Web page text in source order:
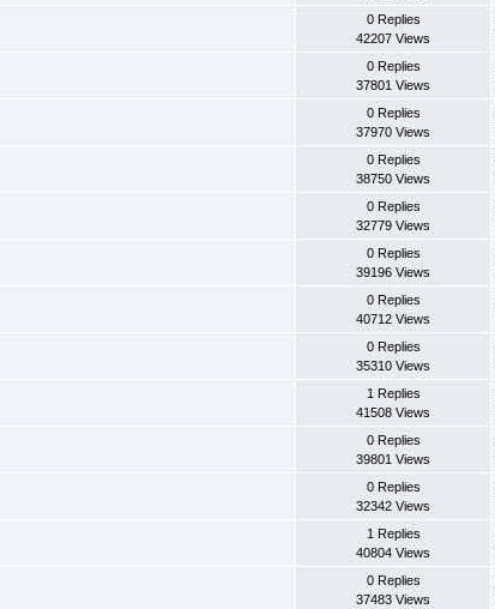
0 Replies
42207 Views
0 Replies
37801 Views
0 Replies
37970 Views
0 Replies
38750 Views
0 Replies
32779 Views
0 Replies
39196 Views
0 Replies
40712 Views
0 Replies
35310 Views
1 Replies
41508 Views
0 Replies
39801 Views
0 Replies
32342 Views
1 Replies
40804 Views
0 Replies
37483 Views